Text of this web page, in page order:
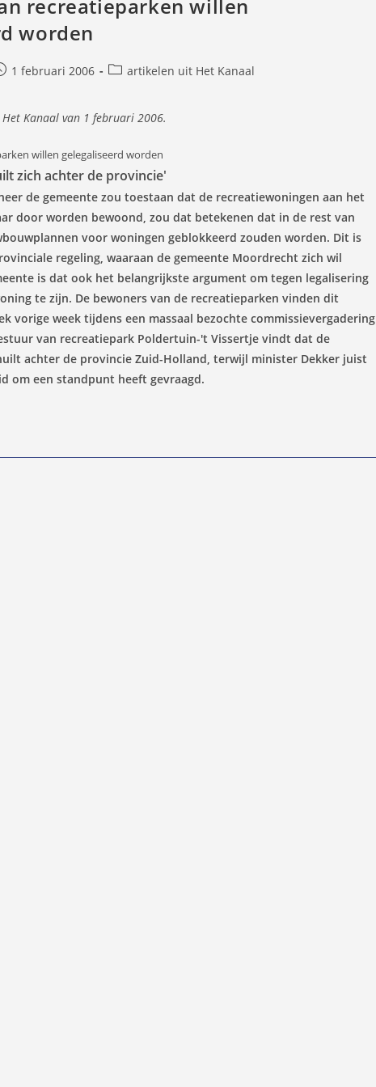
recreatieparken willen
worden
1 februari 2006 Berichtcategorie:
artikelen uit Het Kanaal
Kanaal van 1 februari 2006.
willen gelegaliseerd worden
zich achter de provincie'
de gemeente zou toestaan dat de recreatiewoningen aan het
door worden bewoond, zou dat betekenen dat in de rest van
voor woningen geblokkeerd zouden worden. Dit is
regeling, waaraan de gemeente Moordrecht zich wil
is dat ook het belangrijkste argument om tegen legalisering
te zijn. De bewoners van de recreatieparken vinden dit
vorige week tijdens een massaal bezochte commissievergadering
van recreatiepark Poldertuin-'t Vissertje vindt dat de
achter de provincie Zuid-Holland, terwijl minister Dekker juist
om een standpunt heeft gevraagd.